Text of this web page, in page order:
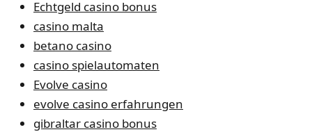
Echtgeld casino bonus
casino malta
betano casino
casino spielautomaten
Evolve casino
evolve casino erfahrungen
gibraltar casino bonus